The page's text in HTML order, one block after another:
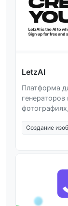
LetzAI
Платформа
Создание